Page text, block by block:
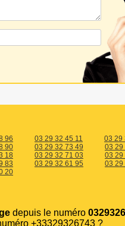
96 03 29 32 45 11
03 29
90 03 29 32 73 49
03 29
18 03 29 32 71 03
03 29
83 03 29 32 61 95
03 29
20
depuis le numéro
+33329326743 ?